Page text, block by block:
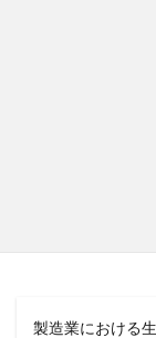
製造業における